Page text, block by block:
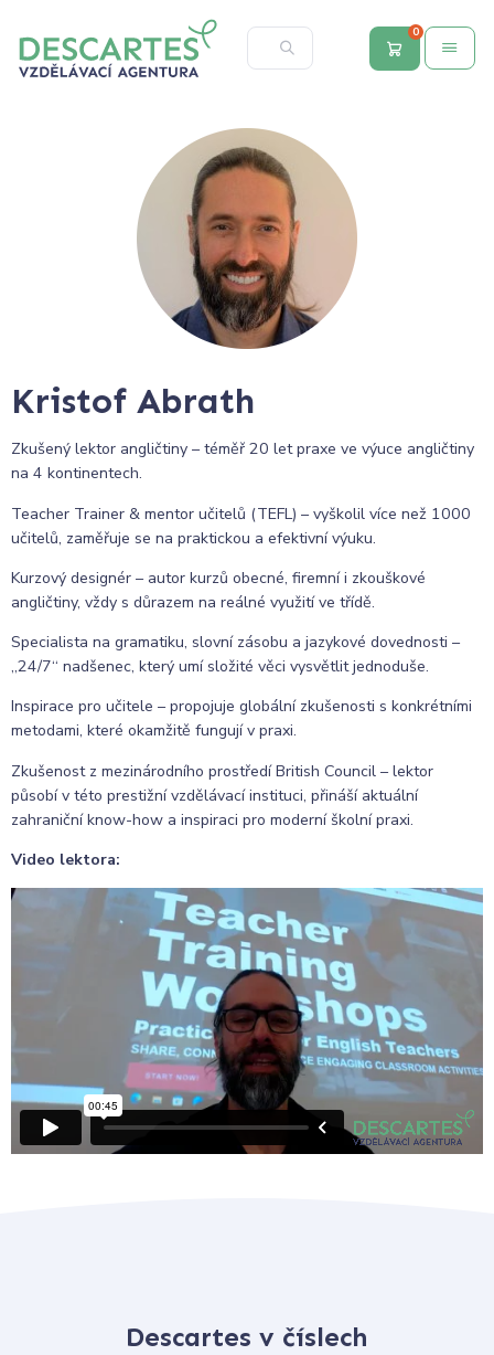
0
Kristof Abrath
Zkušený lektor angličtiny – téměř 20 let praxe ve výuce angličtiny
na 4 kontinentech.
Teacher Trainer & mentor učitelů (TEFL) – vyškolil více než 1000
učitelů, zaměřuje se na praktickou a efektivní výuku.
Kurzový designér – autor kurzů obecné, firemní i zkouškové
angličtiny, vždy s důrazem na reálné využití ve třídě.
Specialista na gramatiku, slovní zásobu a jazykové dovednosti –
„24/7“ nadšenec, který umí složité věci vysvětlit jednoduše.
Inspirace pro učitele – propojuje globální zkušenosti s konkrétními
metodami, které okamžitě fungují v praxi.
Zkušenost z mezinárodního prostředí British Council – lektor
působí v této prestižní vzdělávací instituci, přináší aktuální
zahraniční know-how a inspiraci pro moderní školní praxi.
Video lektora:
Descartes v číslech